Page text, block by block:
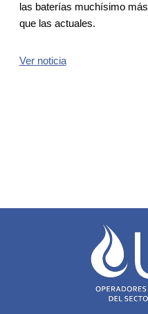
las baterías muchísimo
que las actuales.
Ver noticia